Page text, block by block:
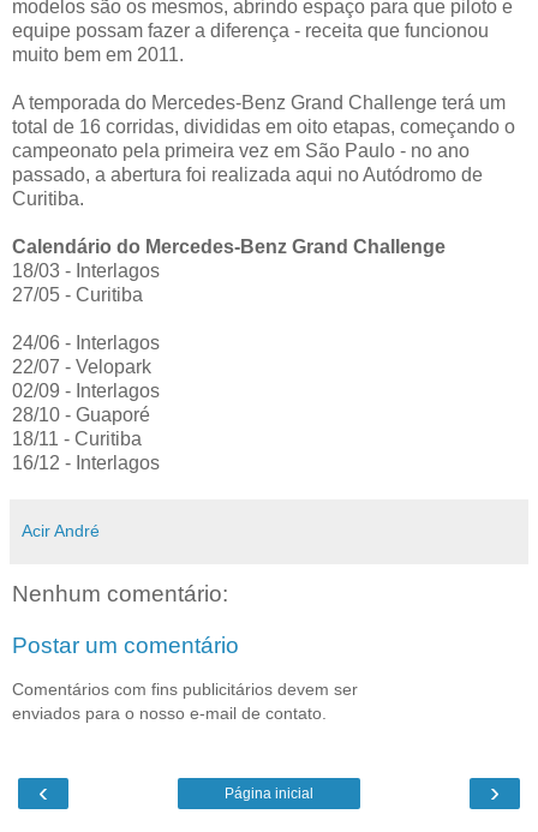
modelos são os mesmos, abrindo espaço para que piloto e
equipe possam fazer a diferença - receita que funcionou
muito bem em 2011.
A temporada do Mercedes-Benz Grand Challenge terá um
total de 16 corridas, divididas em oito etapas, começando o
campeonato pela primeira vez em São Paulo - no ano
passado, a abertura foi realizada aqui no Autódromo de
Curitiba.
Calendário do Mercedes-Benz Grand Challenge
18/03 - Interlagos
27/05 - Curitiba
24/06 - Interlagos
22/07 - Velopark
02/09 - Interlagos
28/10 - Guaporé
18/11 - Curitiba
16/12 - Interlagos
Acir André
Nenhum comentário:
Postar um comentário
Comentários com fins publicitários devem ser
enviados para o nosso e-mail de contato.
‹ ›
Página inicial